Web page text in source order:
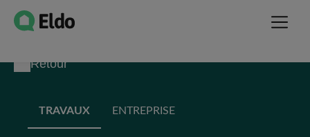
Retour
TRAVAUX ENTREPRISE